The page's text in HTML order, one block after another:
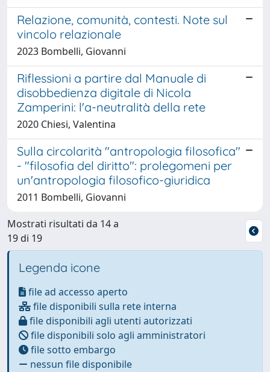
Relazione, comunità, contesti. Note sul
vincolo relazionale
2023 Bombelli, Giovanni
Riflessioni a partire dal Manuale di
disobbedienza digitale di Nicola
Zamperini: l'a-neutralità della rete
2020 Chiesi, Valentina
Sulla circolarità "antropologia filosofica"
- "filosofia del diritto": prolegomeni per
un'antropologia filosofico-giuridica
2011 Bombelli, Giovanni
Mostrati risultati da 14 a
19 di 19
Legenda icone
file ad accesso aperto
file disponibili sulla rete interna
file disponibili agli utenti autorizzati
file disponibili solo agli amministratori
file sotto embargo
nessun file disponibile